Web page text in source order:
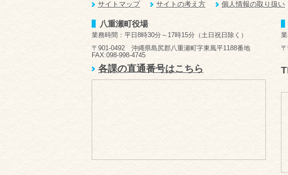
サイトマップ サイトの考え方 個人情報の取り扱い
八重瀬町役場
業務時間：平日8時30分～17時15分（土日祝日除く）
〒901-0492 沖縄県島尻郡八重瀬町字東風平1188番地
FAX:098-998-4745
各課の直通番号はこちら